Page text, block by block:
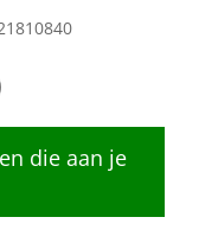
die aan je